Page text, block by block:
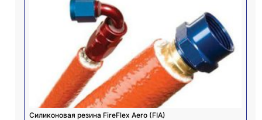
Силиконовая резина FireFlex Aero (FIA)